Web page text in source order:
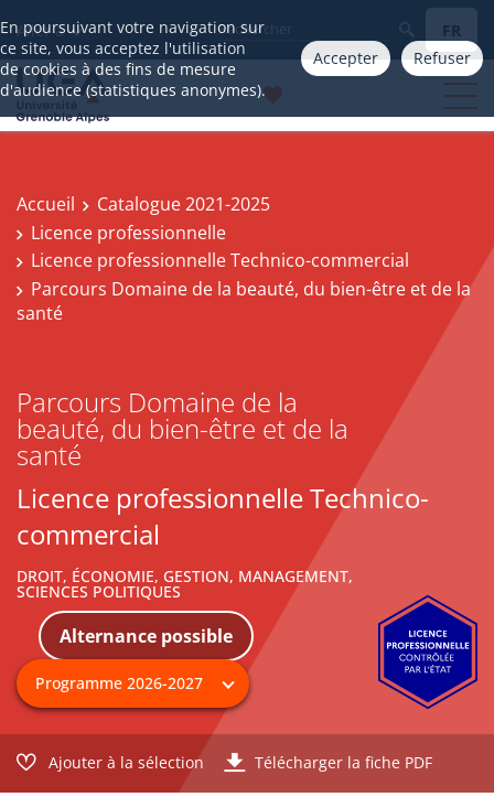
En poursuivant votre navigation sur
ce site, vous acceptez l'utilisation
de cookies à des fins de mesure
d'audience (statistiques anonymes).
Accepter Refuser
Aller à FR
Accueil
Catalogue 2021-2025
Licence professionnelle
Licence professionnelle Technico-commercial
Parcours Domaine de la beauté, du bien-être et de la
santé
Parcours Domaine de la
beauté, du bien-être et de la
santé
Licence professionnelle Technico-
commercial
DROIT, ÉCONOMIE, GESTION, MANAGEMENT,
SCIENCES POLITIQUES
Alternance possible
Ajouter à la sélection Télécharger la fiche PDF